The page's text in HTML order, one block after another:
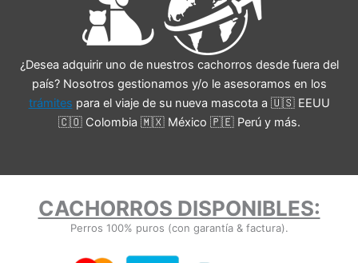
¿Desea adquirir uno de nuestros cachorros desde fuera del
país? Nosotros gestionamos y/o le asesoramos en los
trámites para el viaje de su nueva mascota a 🇺🇸 EEUU
🇨🇴 Colombia 🇲🇽 México 🇵🇪 Perú y más.
CACHORROS DISPONIBLES:
Perros 100% puros (con garantía & factura).